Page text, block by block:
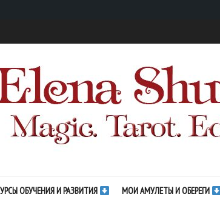
ОБУЧЕНИЯ И РАЗВИТИЯ МОИ АМУЛЕТЫ И ОБЕРЕГИ